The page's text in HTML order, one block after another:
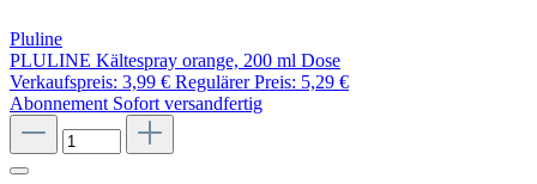
Pluline
PLULINE Kältespray orange, 200 ml Dose
Verkaufspreis: 3,99 € Regulärer Preis: 5,29 €
Abonnement Sofort versandfertig